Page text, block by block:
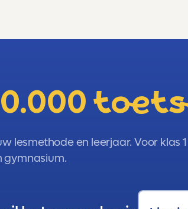
lesmethode en leerjaar. Voor klas 1